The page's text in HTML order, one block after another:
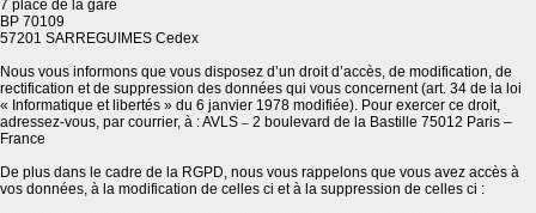
7 place de la gare
BP 70109
57201 SARREGUIMES Cedex
Nous vous informons que vous disposez d’un droit d’accès, de modification, de
rectification et de suppression des données qui vous concernent (art. 34 de la loi
« Informatique et libertés » du 6 janvier 1978 modifiée). Pour exercer ce droit,
adressez-vous, par courrier, à : AVLS – 2 boulevard de la Bastille 75012 Paris –
France
De plus dans le cadre de la RGPD, nous vous rappelons que vous avez accès à
vos données, à la modification de celles ci et à la suppression de celles ci :